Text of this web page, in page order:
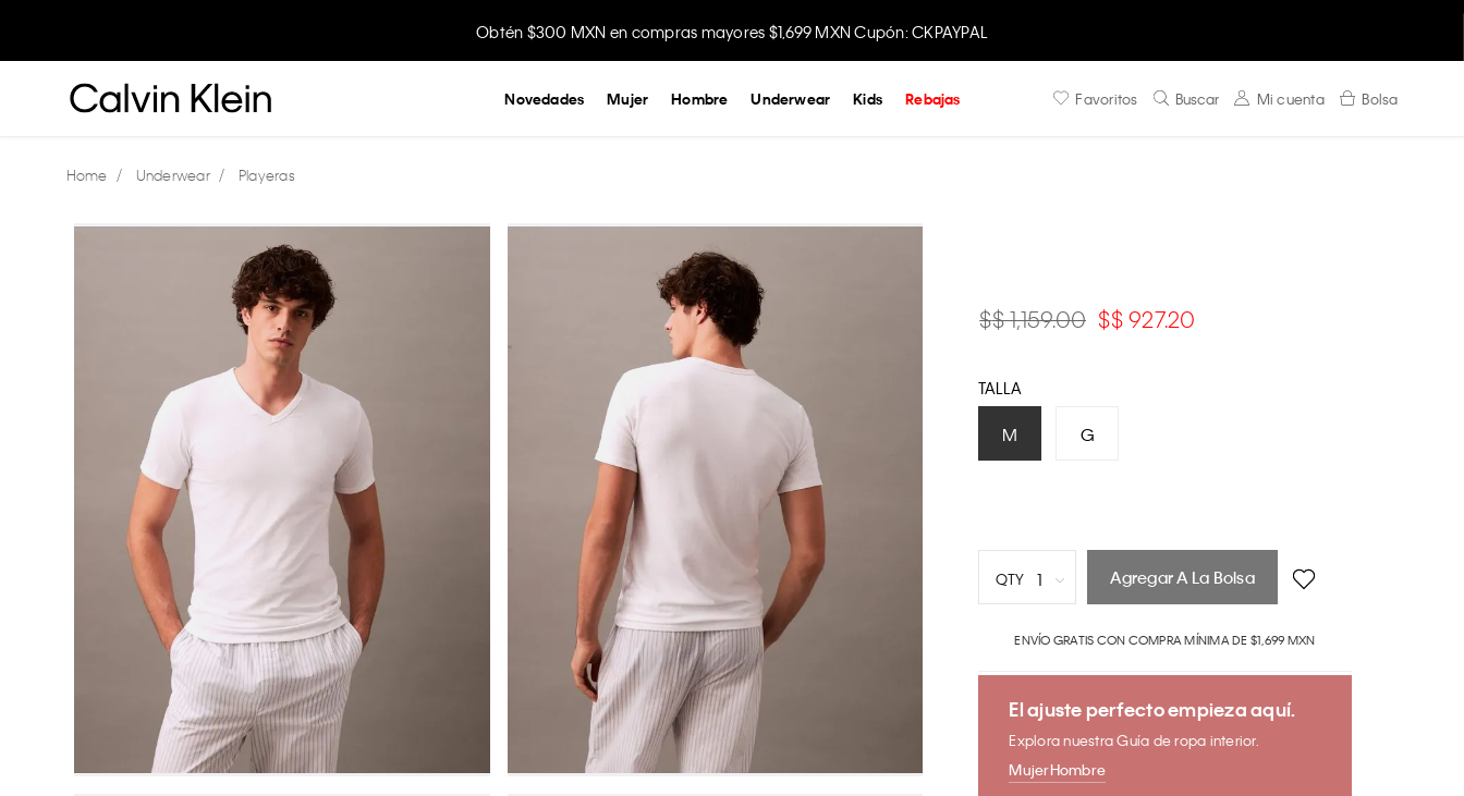
Obtén $300 MXN en compras mayores $1,699 MXN Cupón: CKPAYPAL
Disfruta envío gratis comprando en la app.
Favoritos Buscar Mi cuenta Bolsa
Novedades Mujer Hombre Underwear Kids Rebajas
Underwear Playeras
$ 1,159.00 $ 927.20
TALLA
M G
QTY 1
3
Agregar A La Bolsa
ENVÍO GRATIS CON COMPRA MÍNIMA DE $1,699 MXN
El ajuste perfecto empieza aquí.
Explora nuestra Guía de ropa interior.
MujerHombre